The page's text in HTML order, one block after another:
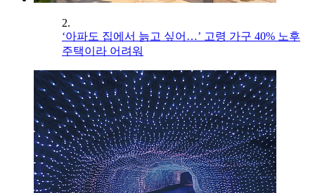
2.
‘아파도 집에서 늙고 싶어…’ 고령 가구 40% 노후
주택이라 어려워